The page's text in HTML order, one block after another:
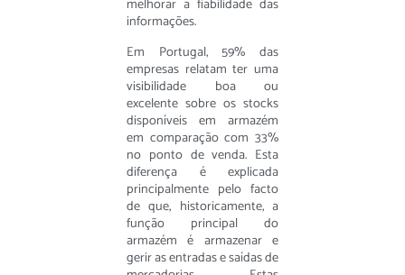
melhorar a fiabilidade das
informações.
Em Portugal, 59% das
empresas relatam ter uma
visibilidade boa ou
excelente sobre os stocks
disponíveis em armazém
em comparação com 33%
no ponto de venda. Esta
diferença é explicada
principalmente pelo facto
de que, historicamente, a
função principal do
armazém é armazenar e
gerir as entradas e saídas de